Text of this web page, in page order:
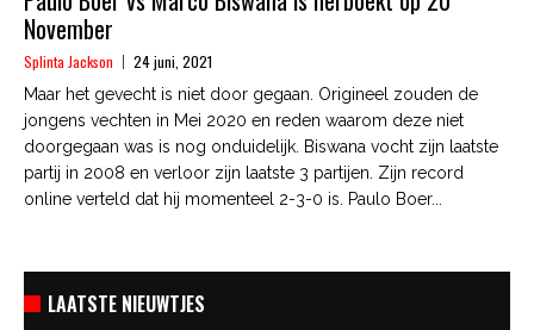
November
Splinta Jackson 24 juni, 2021
Maar het gevecht is niet door gegaan. Origineel zouden de
jongens vechten in Mei 2020 en reden waarom deze niet
doorgegaan was is nog onduidelijk. Biswana vocht zijn laatste
partij in 2008 en verloor zijn laatste 3 partijen. Zijn record
online verteld dat hij momenteel 2-3-0 is. Paulo Boer...
LAATSTE NIEUWTJES